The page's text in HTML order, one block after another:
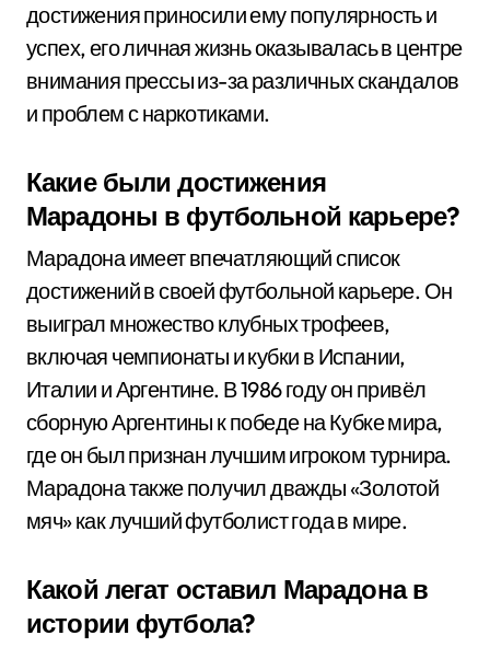
достижения приносили ему популярность и
успех, его личная жизнь оказывалась в центре
внимания прессы из-за различных скандалов
и проблем с наркотиками.
Какие были достижения
Марадоны в футбольной карьере?
Марадона имеет впечатляющий список
достижений в своей футбольной карьере. Он
выиграл множество клубных трофеев,
включая чемпионаты и кубки в Испании,
Италии и Аргентине. В 1986 году он привёл
сборную Аргентины к победе на Кубке мира,
где он был признан лучшим игроком турнира.
Марадона также получил дважды «Золотой
мяч» как лучший футболист года в мире.
Какой легат оставил Марадона в
истории футбола?